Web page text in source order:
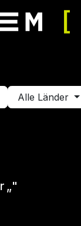
Alle Länder
„"